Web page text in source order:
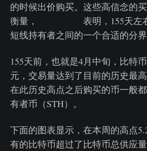
的时候出价购买。这些高信念的
衡量，
表明，155天左
短线持有者之间的一个合适的分界
155天前，也就是4月中旬，比特
元，交易量达到了目前的历史最
在此历史高点之后购买的币一般
有者币（STH）。
下面的图表显示，在本周的高点
有的比特币超过了比特币总供应